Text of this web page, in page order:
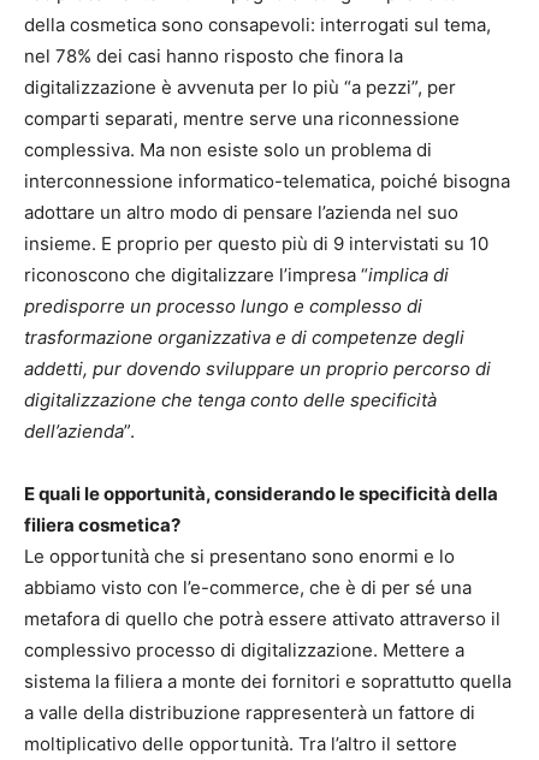
della cosmetica sono consapevoli: interrogati sul tema,
nel 78% dei casi hanno risposto che finora la
digitalizzazione è avvenuta per lo più “a pezzi”, per
comparti separati, mentre serve una riconnessione
complessiva. Ma non esiste solo un problema di
interconnessione informatico-telematica, poiché bisogna
adottare un altro modo di pensare l’azienda nel suo
insieme. E proprio per questo più di 9 intervistati su 10
riconoscono che digitalizzare l’impresa “implica di
predisporre un processo lungo e complesso di
trasformazione organizzativa e di competenze degli
addetti, pur dovendo sviluppare un proprio percorso di
digitalizzazione che tenga conto delle specificità
dell’azienda”.
E quali le opportunità, considerando le specificità della
filiera cosmetica?
Le opportunità che si presentano sono enormi e lo
abbiamo visto con l’e-commerce, che è di per sé una
metafora di quello che potrà essere attivato attraverso il
complessivo processo di digitalizzazione. Mettere a
sistema la filiera a monte dei fornitori e soprattutto quella
a valle della distribuzione rappresenterà un fattore di
moltiplicativo delle opportunità. Tra l’altro il settore